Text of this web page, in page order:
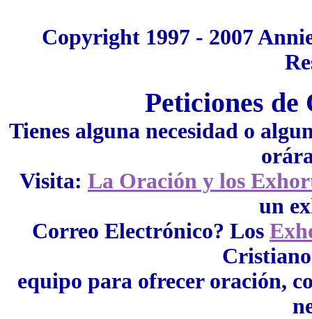
Copyright 1997 - 2007
Peticiones
Tienes alguna necesidad o
Visita: La Oración y los
un
Correo Electrónico? Los
equipo para ofrecer oración,